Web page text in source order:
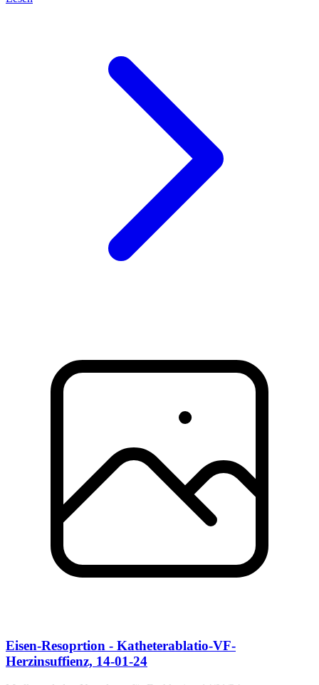
Eisen-Resoprtion - Katheterablatio-VF-
Herzinsuffienz, 14-01-24